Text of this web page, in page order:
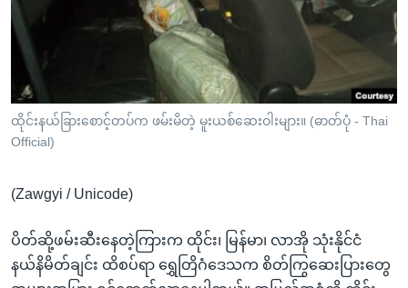
ပင်မ
အ
ညွန်း
စာမျက်နှာ
သို့
ကျော်
ရှာဖွေ
ရန်
နေရာ
သို့
ရုပ်ရှင်ထဲက အင်္ဂလိပ်စာ
သုတပဒေသာ အင်္ဂလိပ်စာ
ရေဒီယို/တီဗွီအစီအစဉ်
Learning English
ဗွီအိုအေ လူမှုကွန်ယက်များ
ဘာသာစကားများ
ထိုင်းနယ်ခြားစောင့်တပ်က ဖမ်းမိတဲ့ မူးယစ်ဆေးဝါးများ။ (ဓာတ်ပုံ - Thai
Official)
(Zawgyi / Unicode)
ပိတ်ဆို့ဖမ်းဆီးနေတဲ့ကြားက ထိုင်း၊ မြန်မာ၊ လာအို သုံးနိုင်ငံ
နယ်နိမိတ်ချင်း ထိစပ်ရာ ရွှေတြိဂံဒေသက စိတ်ကြွဆေးပြားတွေ